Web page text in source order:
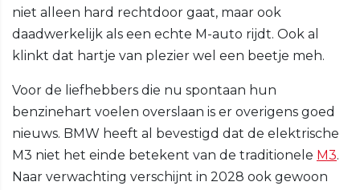
niet alleen hard rechtdoor gaat, maar ook
daadwerkelijk als een echte M-auto rijdt. Ook al
klinkt dat hartje van plezier wel een beetje meh.
Voor de liefhebbers die nu spontaan hun
benzinehart voelen overslaan is er overigens goed
nieuws. BMW heeft al bevestigd dat de elektrische
M3 niet het einde betekent van de traditionele M3.
Naar verwachting verschijnt in 2028 ook gewoon